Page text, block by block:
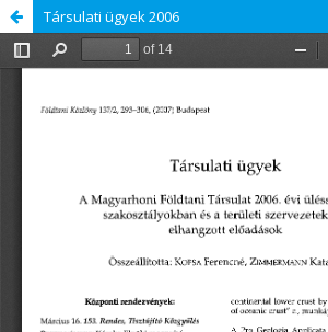
Társulati ügyek 2006